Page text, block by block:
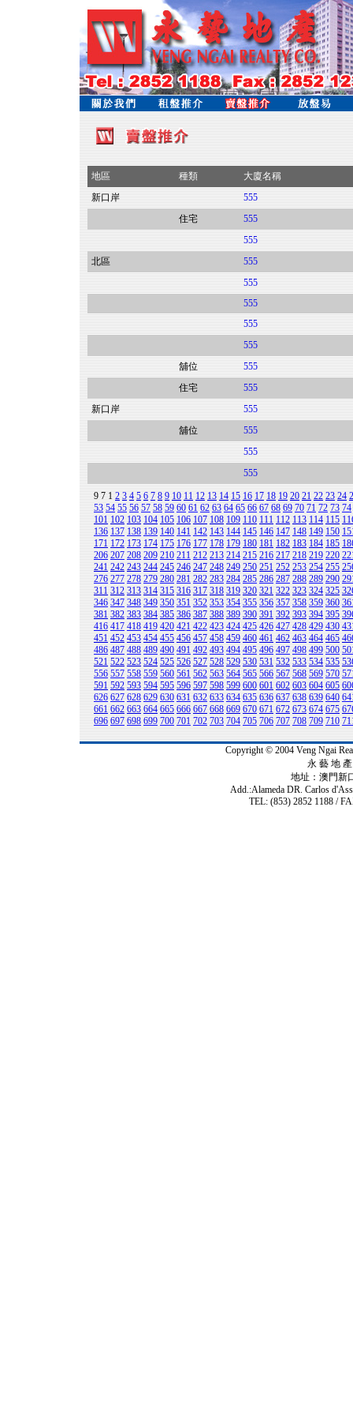
地區 種類
大廈名稱
新口岸
555
住宅
555
555
北區
555
555
555
555
555
舖位
555
住宅
555
新口岸
555
舖位
555
555
555
9 712 3 4 5 6 7 8 9 10 11 12 13 14 15 16 17 18 19 20 21 22 23 24
53 54 55 56 57 58 59 60 61 62 63 64 65 66 67 68 69 70 71 72 73 74
101 102 103 104 105 106 107 108 109 110 111 112 113 114 115
136 137 138 139 140 141 142 143 144 145 146 147 148 149 150
171 172 173 174 175 176 177 178 179 180 181 182 183 184 185
206 207 208 209 210 211 212 213 214 215 216 217 218 219 220
241 242 243 244 245 246 247 248 249 250 251 252 253 254 255
276 277 278 279 280 281 282 283 284 285 286 287 288 289 290
311 312 313 314 315 316 317 318 319 320 321 322 323 324 325
346 347 348 349 350 351 352 353 354 355 356 357 358 359 360
381 382 383 384 385 386 387 388 389 390 391 392 393 394 395
416 417 418 419 420 421 422 423 424 425 426 427 428 429 430
451 452 453 454 455 456 457 458 459 460 461 462 463 464 465
486 487 488 489 490 491 492 493 494 495 496 497 498 499 500
521 522 523 524 525 526 527 528 529 530 531 532 533 534 535
556 557 558 559 560 561 562 563 564 565 566 567 568 569 570
591 592 593 594 595 596 597 598 599 600 601 602 603 604 605
626 627 628 629 630 631 632 633 634 635 636 637 638 639 640
661 662 663 664 665 666 667 668 669 670 671 672 673 674 675
696 697 698 699 700 701 702 703 704 705 706 707 708 709 710
Copyright © 2004 Veng Ngai
永 藝 地
地址：澳門新
Add.:Alameda DR. Carlos
TEL: (853) 2852 1188 /